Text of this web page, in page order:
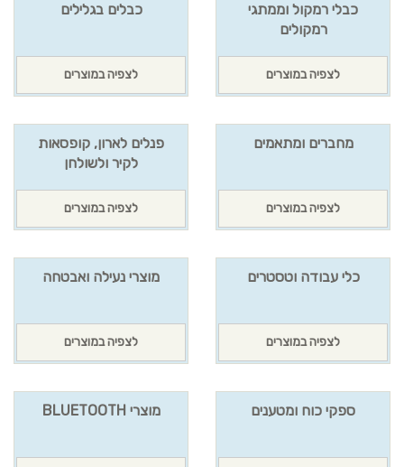
כבלי רמקול וממתגי
רמקולים
לצפיה במוצרים
כבלים בגלילים
לצפיה במוצרים
מחברים ומתאמים
לצפיה במוצרים
פנלים לארון, קופסאות
לקיר ולשולחן
לצפיה במוצרים
כלי עבודה וטסטרים
לצפיה במוצרים
מוצרי נעילה ואבטחה
לצפיה במוצרים
ספקי כוח ומטענים מוצרי BLUETOOTH